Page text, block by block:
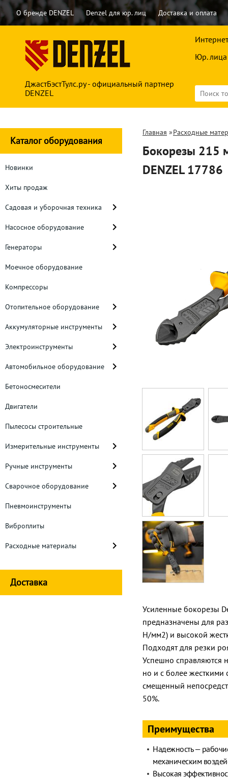
О бренде DENZEL Denzel для юр. лиц Доставка и оплата
ДжастБэстТулс.ру - официальный партнер
DENZEL
Юр. лица
Каталог оборудования
Новинки
Хиты продаж
Садовая и уборочная техника
Насосное оборудование
Генераторы
Моечное оборудование
Компрессоры
Отопительное оборудование
Аккумуляторные инструменты
Электроинструменты
Автомобильное оборудование
Бетоносмесители
Двигатели
Пылесосы строительные
Измерительные инструменты
Ручные инструменты
Сварочное оборудование
Пневмоинструменты
Виброплиты
Расходные материалы
Доставка
Главная »Расходные
Бокорезы 215
DENZEL 17786
Усиленные бокорезы
предназначены для
Н/мм2) и высокой
Подходят для резки
Успешно справляются
но и с более
смещенный
50%.
Преимущества
Надежность —
механическим
Высокая